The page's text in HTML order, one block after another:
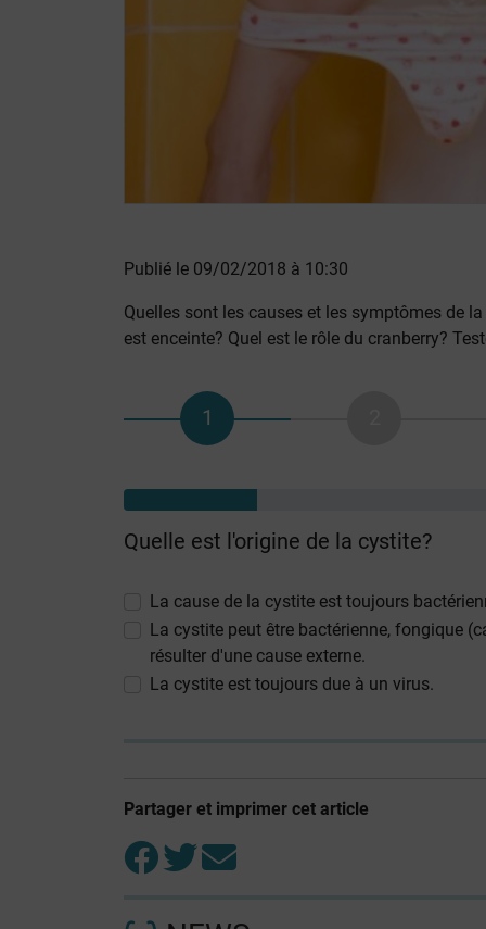
Publié le 09/02/2018 à 10:30
Quelles sont les causes et les symptômes de
est enceinte? Quel est le rôle du cranberry?
Quelle est l'origine de la cystite?
La cause de la cystite est toujours
La cystite peut être bactérienne, fongique
résulter d'une cause externe.
La cystite est toujours due à un virus.
Partager et imprimer cet article